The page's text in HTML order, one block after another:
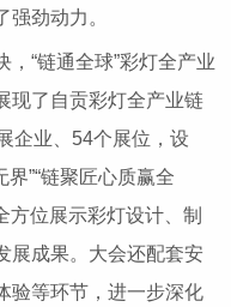
劲动力。
“链通全球”彩灯全产业
现了自贡彩灯全产业链
企业、54个展位，设
界”“链聚匠心质赢全
方位展示彩灯设计、制
展成果。大会还配套安
验等环节，进一步深化